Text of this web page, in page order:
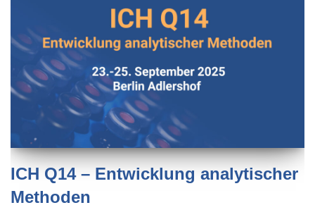
ICH Q14 – Entwicklung analytischer
Methoden